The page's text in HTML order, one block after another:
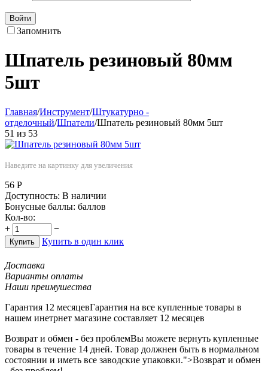
Войти
Запомнить
Шпатель резиновый 80мм
5шт
Главная/Инструмент/Штукатурно -
отделочный/Шпатели/Шпатель резиновый 80мм 5шт
51 из 53
Наведите на картинку для увеличения
56 Р
Доступность: В наличии
Бонусные баллы: баллов
Кол-во:
+
−
Купить Купить в один клик
Доставка
Варианты оплаты
Наши преимушества
Гарантия 12 месяцевГарантия на все купленные товары в
нашем инетрнет магазине составляет 12 месяцев
Возврат и обмен - без проблемВы можете вернуть купленные
товары в течение 14 дней. Товар должнен быть в нормальном
состоянии и иметь все заводские упаковки.">Возврат и обмен